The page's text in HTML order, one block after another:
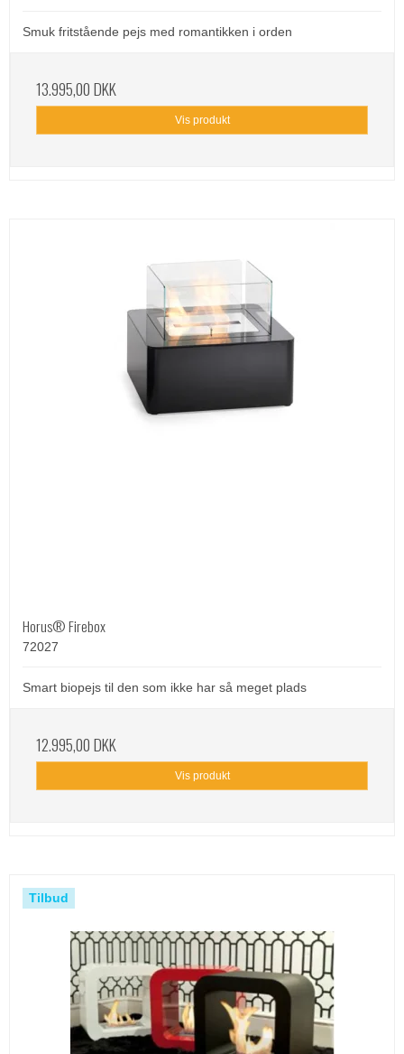
Smuk fritstående pejs med romantikken i orden
13.995,00 DKK
Vis produkt
Horus® Firebox
72027
Smart biopejs til den som ikke har så meget plads
12.995,00 DKK
Vis produkt
Tilbud